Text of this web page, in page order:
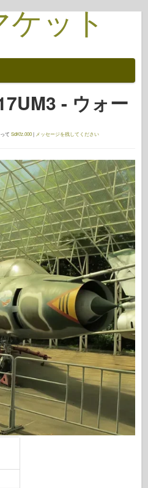
ケット
ァイル
タ
- ウォー
て SdKfz.000| メッセージを残してください